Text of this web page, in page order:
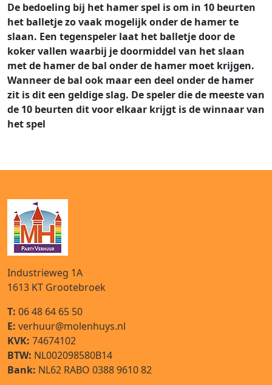
De bedoeling bij het hamer spel is om in 10 beurten
het balletje zo vaak mogelijk onder de hamer te
slaan. Een tegenspeler laat het balletje door de
koker vallen waarbij je doormiddel van het slaan
met de hamer de bal onder de hamer moet krijgen.
Wanneer de bal ook maar een deel onder de hamer
zit is dit een geldige slag. De speler die de meeste van
de 10 beurten dit voor elkaar krijgt is de winnaar van
het spel
Industrieweg 1A
1613 KT Grootebroek
T: 06 48 64 65 50
E: verhuur@molenhuys.nl
KVK: 74674102
BTW: NL002098580B14
Bank: NL62 RABO 0388 9610 82